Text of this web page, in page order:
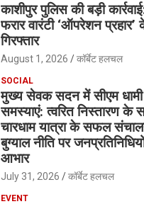
काशीपुर पुलिस की बड़ी
फरार वारंटी ‘ऑपरेशन
गिरफ्तार
August 1, 2026 कॉर्बेट हलचल
SOCIAL
मुख्य सेवक सदन में सीएम
समस्याएं: त्वरित निस्तारण के
चारधाम यात्रा के सफल
बुग्याल नीति पर
आभार
July 31, 2026 कॉर्बेट हलचल
EVENT